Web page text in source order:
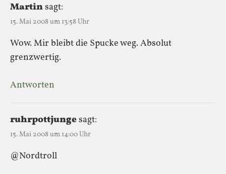
Martinsagt:
15. Mai 2008 um 13:58 Uhr
Wow. Mir bleibt die Spucke weg. Absolut
grenzwertig.
Antworten
ruhrpottjungesagt:
15. Mai 2008 um 14:00 Uhr
@Nordtroll